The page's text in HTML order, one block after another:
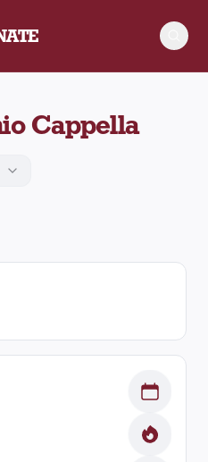
Cappella